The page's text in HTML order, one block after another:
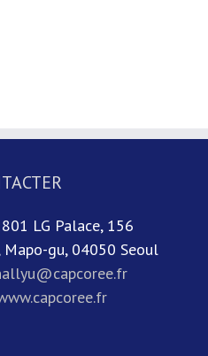
LG Palace, 156
Mapo-gu, 04050 Seoul